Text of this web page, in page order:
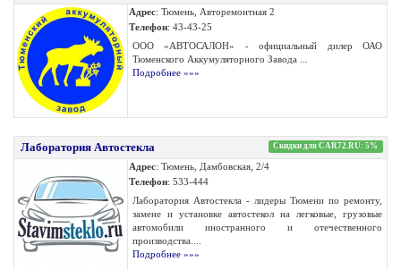
Адрес: Тюмень, Авторемонтная 2
Телефон: 43-43-25
ООО «АВТОСАЛОН» - официальный дилер ОАО
Тюменского Аккумуляторного Завода ...
Подробнее »»»
Лаборатория Автостекла Скидки для CAR72.RU: 5%
Адрес: Тюмень, Дамбовская, 2/4
Телефон: 533-444
Лаборатория Автостекла - лидеры Тюмени по ремонту,
замене и установке автостекол на легковые, грузовые
автомобили иностранного и отечественного
производства....
Подробнее »»»